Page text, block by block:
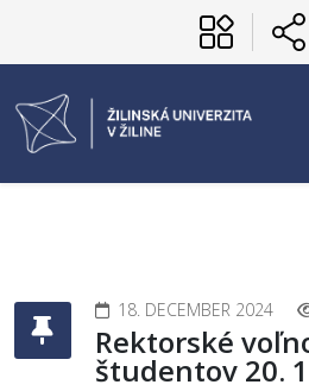
18. DECEMBER 2024
Rektorské
študentov 20.